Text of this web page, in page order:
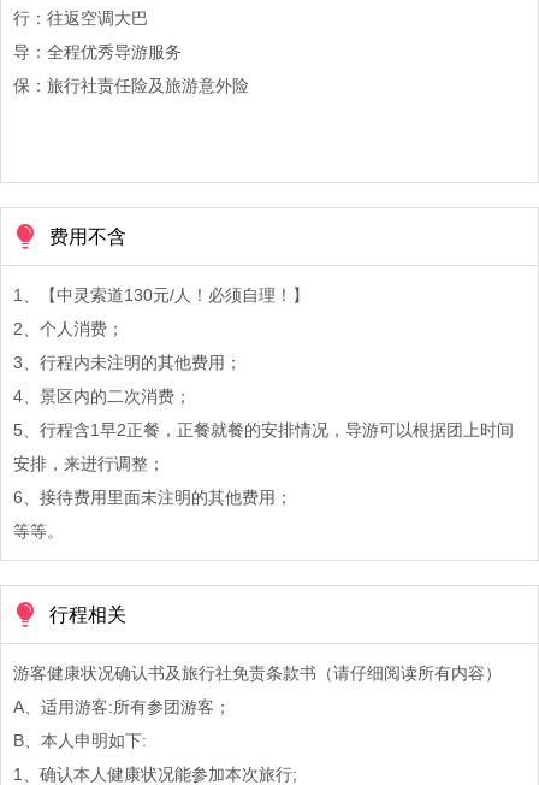
行：往返空调大巴
导：全程优秀导游服务
保：旅行社责任险及旅游意外险
费用不含
1、【中灵索道130元/人！必须自理！】
2、个人消费；
3、行程内未注明的其他费用；
4、景区内的二次消费；
5、行程含1早2正餐，正餐就餐的安排情况，导游可以根据团上时间
安排，来进行调整；
6、接待费用里面未注明的其他费用；
等等。
行程相关
游客健康状况确认书及旅行社免责条款书（请仔细阅读所有内容）
A、适用游客:所有参团游客；
B、本人申明如下:
1、确认本人健康状况能参加本次旅行;